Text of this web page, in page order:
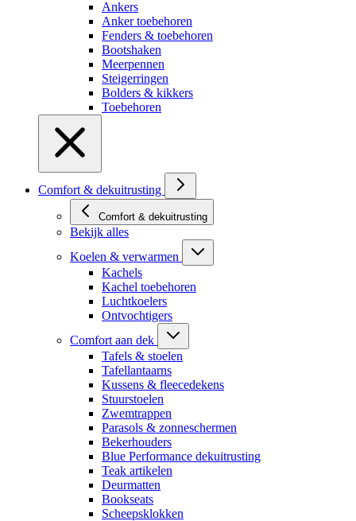
Ankers
Anker toebehoren
Fenders & toebehoren
Bootshaken
Meerpennen
Steigerringen
Bolders & kikkers
Toebehoren
Comfort & dekuitrusting
Comfort & dekuitrusting
Bekijk alles
Koelen & verwarmen
Kachels
Kachel toebehoren
Luchtkoelers
Ontvochtigers
Comfort aan dek
Tafels & stoelen
Tafellantaarns
Kussens & fleecedekens
Stuurstoelen
Zwemtrappen
Parasols & zonneschermen
Bekerhouders
Blue Performance dekuitrusting
Teak artikelen
Deurmatten
Bookseats
Scheepsklokken